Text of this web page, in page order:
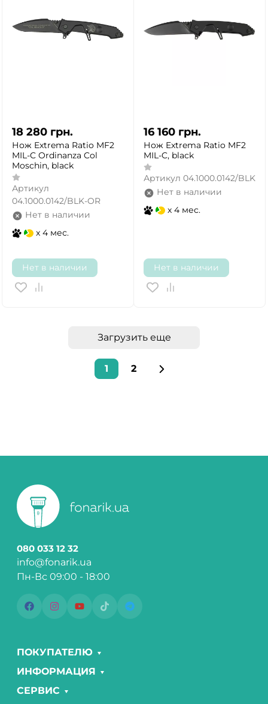
18 280 грн.
Нож Extrema Ratio MF2
MIL-C Ordinanza Col
Moschin, black
Артикул
04.1000.0142/BLK-OR
Нет в наличии
x 4 мес.
Нет в наличии
16 160 грн.
Нож Extrema Ratio MF2
MIL-C, black
Артикул 04.1000.0142/BLK
Нет в наличии
x 4 мес.
Нет в наличии
Загрузить еще
1 2
080 033 12 32
info@fonarik.ua
Пн-Вс 09:00 - 18:00
ПОКУПАТЕЛЮ
ИНФОРМАЦИЯ
СЕРВИС